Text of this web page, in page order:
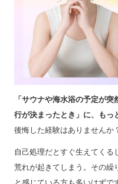
「サウナや海水浴の予定が
行が決まったとき」に、もっ
後悔した経験はありませんか
自己処理だとすぐ生えてくる
荒れが起きてしまう。その繰